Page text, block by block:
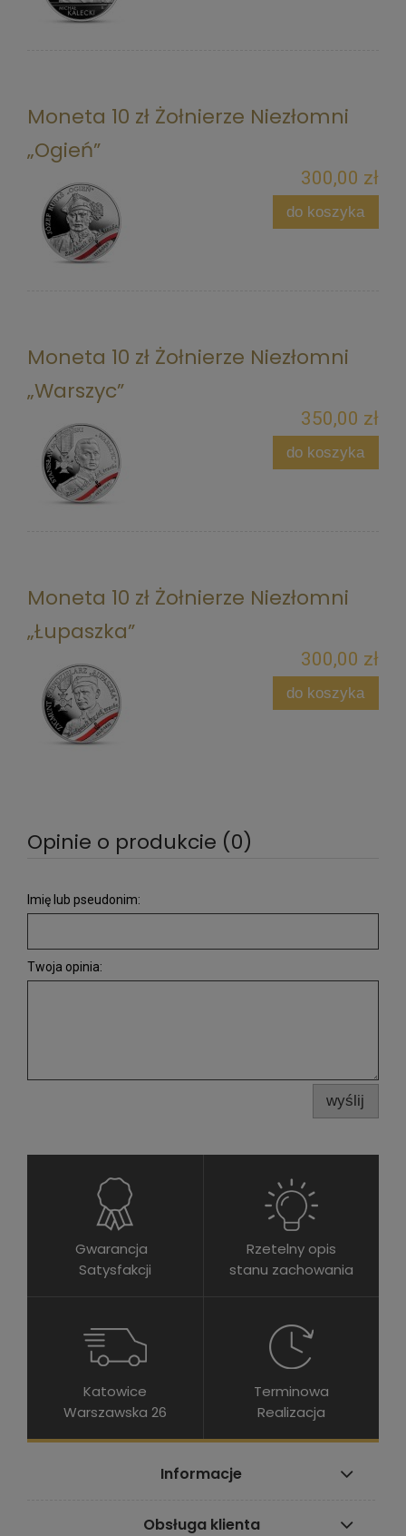
Moneta 10 zł Żołnierze Niezłomni
„Ogień”
300,00 zł
do koszyka
Moneta 10 zł Żołnierze Niezłomni
„Warszyc”
350,00 zł
do koszyka
Moneta 10 zł Żołnierze Niezłomni
„Łupaszka”
300,00 zł
do koszyka
Opinie o produkcie (0)
Imię lub pseudonim:
Twoja opinia:
wyślij
Gwarancja
Satysfakcji
Rzetelny opis
stanu zachowania
Katowice
Warszawska 26
Terminowa
Realizacja
Informacje
Obsługa klienta